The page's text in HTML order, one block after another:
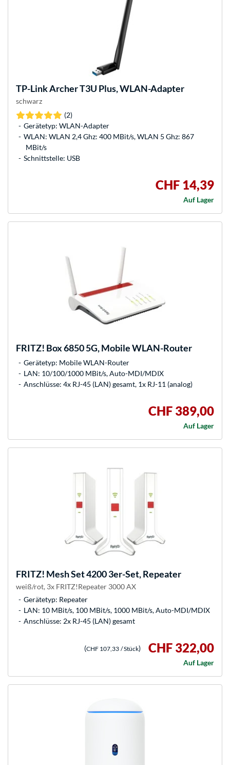
TP-LinkArcher T3U Plus, WLAN-Adapter
schwarz
(2)
Gerätetyp: WLAN-Adapter
WLAN: WLAN 2,4 Ghz: 400 MBit/s, WLAN 5 Ghz: 867
MBit/s
Schnittstelle: USB
CHF 14,39
Auf Lager
FRITZ! Box 6850 5G, Mobile WLAN-Router
Gerätetyp: Mobile WLAN-Router
LAN: 10/100/1000 MBit/s, Auto-MDI/MDIX
Anschlüsse: 4x RJ-45 (LAN) gesamt, 1x RJ-11 (analog)
CHF 389,00
Auf Lager
FRITZ! Mesh Set 4200 3er-Set, Repeater
weiß/rot, 3x FRITZ!Repeater 3000 AX
Gerätetyp: Repeater
LAN: 10 MBit/s, 100 MBit/s, 1000 MBit/s, Auto-MDI/MDIX
Anschlüsse: 2x RJ-45 (LAN) gesamt
(CHF 107,33 / Stück) CHF 322,00
Auf Lager